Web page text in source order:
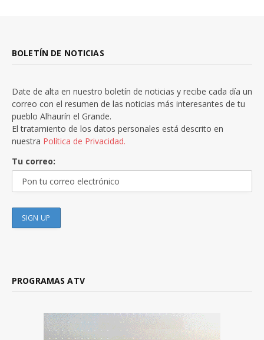
BOLETÍN DE NOTICIAS
Date de alta en nuestro boletín de noticias y recibe cada día un
correo con el resumen de las noticias más interesantes de tu
pueblo Alhaurín el Grande.
El tratamiento de los datos personales está descrito en
nuestra Política de Privacidad.
Tu correo:
PROGRAMAS ATV